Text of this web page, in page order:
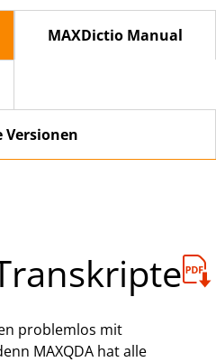
MAXDictio Manual
Versionen
problemlos mit
MAXQDA hat alle